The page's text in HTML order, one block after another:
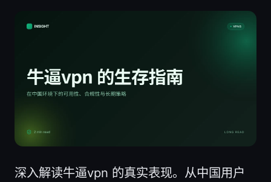
深入解读牛逼vpn 的真实表现。从中国用户